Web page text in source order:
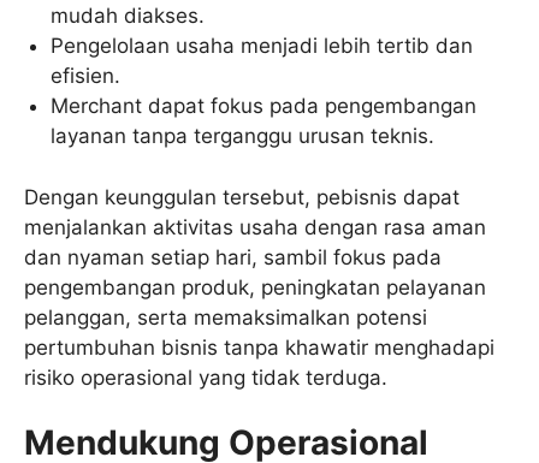
mudah diakses.
Pengelolaan usaha menjadi lebih tertib dan
efisien.
Merchant dapat fokus pada pengembangan
layanan tanpa terganggu urusan teknis.
Dengan keunggulan tersebut, pebisnis dapat
menjalankan aktivitas usaha dengan rasa aman
dan nyaman setiap hari, sambil fokus pada
pengembangan produk, peningkatan pelayanan
pelanggan, serta memaksimalkan potensi
pertumbuhan bisnis tanpa khawatir menghadapi
risiko operasional yang tidak terduga.
Mendukung Operasional